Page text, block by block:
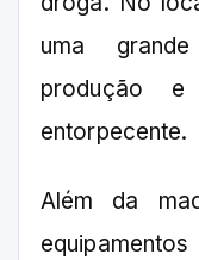
uma
produção
entorpecente.
Além da